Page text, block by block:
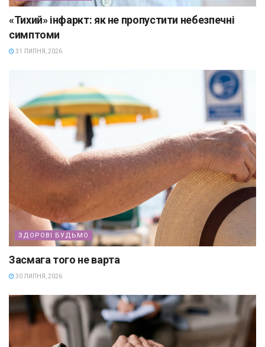
«Тихий» інфаркт: як не пропустити небезпечні
симптоми
31 ЛИПНЯ, 2026
ЗДОРОВІ БУДЬМО
Засмага того не варта
30 ЛИПНЯ, 2026